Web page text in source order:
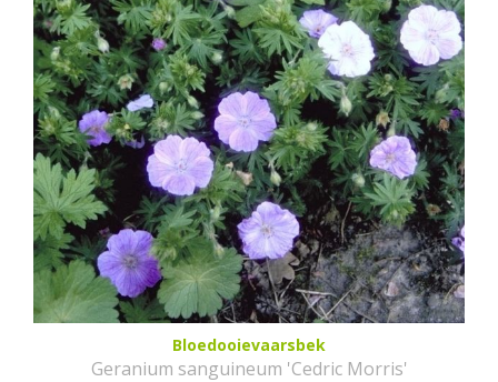
Bloedooievaarsbek
Geranium sanguineum 'Cedric Morris'